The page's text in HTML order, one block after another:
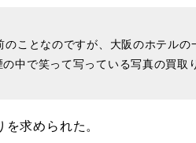
のことなのですが、大阪のホテル
中で笑って写っている写真の買取
求められた。